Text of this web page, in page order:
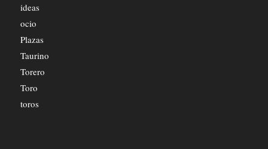
ideas
ocio
Plazas
Taurino
Torero
Toro
toros